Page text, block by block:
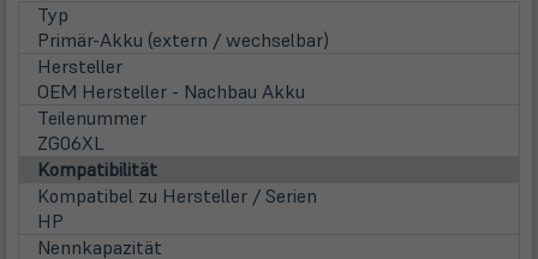
Typ
Primär-Akku (extern / wechselbar)
Hersteller
OEM Hersteller - Nachbau Akku
Teilenummer
ZG06XL
Kompatibilität
Kompatibel zu Hersteller / Serien
HP
Nennkapazität